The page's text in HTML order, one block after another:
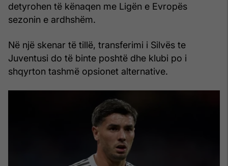
detyrohen të kënaqen me Ligën e Evropës
sezonin e ardhshëm.
Në një skenar të tillë, transferimi i Silvës te
Juventusi do të binte poshtë dhe klubi po i
shqyrton tashmë opsionet alternative.